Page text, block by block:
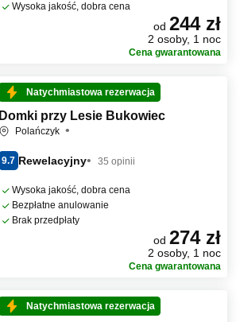
Wysoka jakość, dobra cena
od 244 zł
2 osoby, 1 noc
Cena gwarantowana
Natychmiastowa rezerwacja
Domki przy Lesie Bukowiec
Polańczyk
9.7 Rewelacyjny 35 opinii
Wysoka jakość, dobra cena
Bezpłatne anulowanie
Brak przedpłaty
od 274 zł
2 osoby, 1 noc
Cena gwarantowana
Natychmiastowa rezerwacja